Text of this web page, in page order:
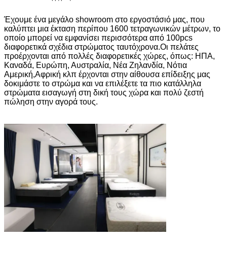
Έχουμε ένα μεγάλο showroom στο εργοστάσιό μας, που
καλύπτει μια έκταση περίπου 1600 τετραγωνικών μέτρων, το
οποίο μπορεί να εμφανίσει περισσότερα από 100pcs
διαφορετικά σχέδια στρώματος ταυτόχρονα.Οι πελάτες
προέρχονται από πολλές διαφορετικές χώρες, όπως: ΗΠΑ,
Καναδά, Ευρώπη, Αυστραλία, Νέα Ζηλανδία, Νότια
Αμερική,Αφρική κλπ έρχονται στην αίθουσα επίδειξης μας
δοκιμάστε το στρώμα και να επιλέξετε τα πιο κατάλληλα
στρώματα εισαγωγή στη δική τους χώρα και πολύ ζεστή
πώληση στην αγορά τους.